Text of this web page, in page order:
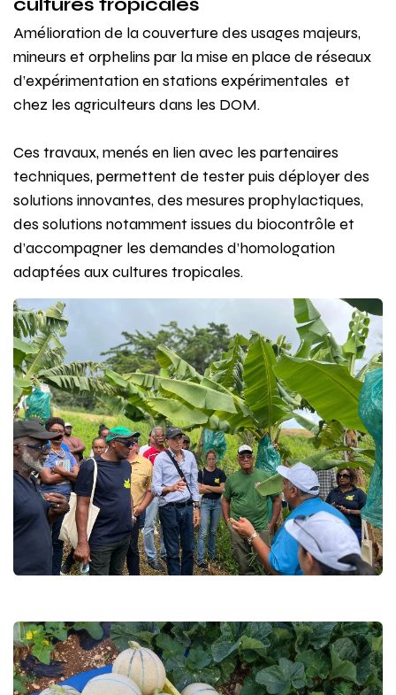
cultures tropicales
Amélioration de la couverture des usages majeurs,
mineurs et orphelins par la mise en place de réseaux
d’expérimentation en stations expérimentales et
chez les agriculteurs dans les DOM.
Ces travaux, menés en lien avec les partenaires
techniques, permettent de tester puis déployer des
solutions innovantes, des mesures prophylactiques,
des solutions notamment issues du biocontrôle et
d’accompagner les demandes d’homologation
adaptées aux cultures tropicales.